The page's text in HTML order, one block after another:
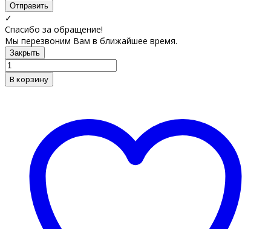
Отправить
✓
Спасибо за обращение!
Мы перезвоним Вам в ближайшее время.
Закрыть
В корзину